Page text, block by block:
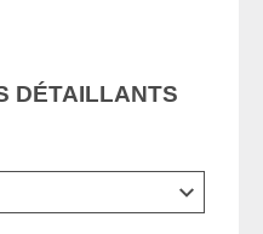
DÉTAILLANTS